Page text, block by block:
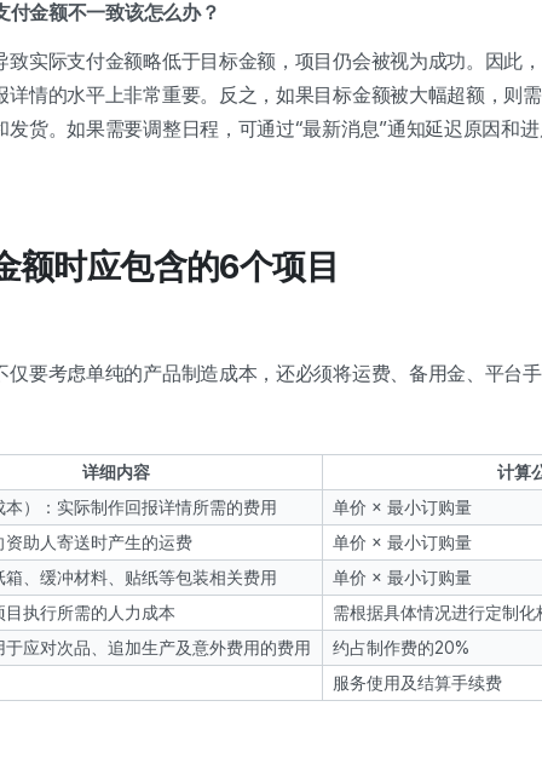
金额不一致该怎么办？
致实际支付金额略低于目标金额，项目仍会被视为成功。因此
详情的水平上非常重要。反之，如果目标金额被大幅超额，则
发货。如果需要调整日程，可通过“最新消息”通知延迟原因和
额时应包含的6个项目
仅要考虑单纯的产品制造成本，还必须将运费、备用金、平台
详细内容
计算
本）：实际制作回报详情所需的费用
单价 × 最小订购量
资助人寄送时产生的运费
单价 × 最小订购量
箱、缓冲材料、贴纸等包装相关费用
单价 × 最小订购量
目执行所需的人力成本
需根据具体情况进行定制化
于应对次品、追加生产及意外费用的费用
约占制作费的20%
服务使用及结算手续费